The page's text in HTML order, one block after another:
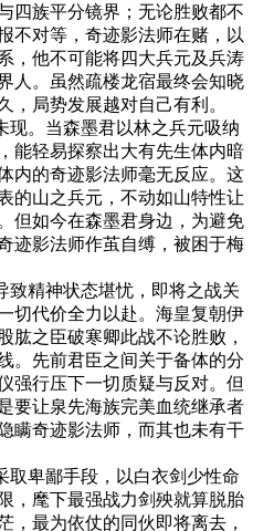
四族平分镜界；无论胜败都不
不对等，奇迹影法师在赌，以
，他不可能将四大兵元及兵涛
人。虽然疏楼龙宿最终会知晓
，局势发展越对自己有利。
。当森墨君以林之兵元吸纳
能轻易探察出大有先生体内暗
内的奇迹影法师毫无反应。这
的山之兵元，不动如山特性让
但如今在森墨君身边，为避免
迹影法师作茧自缚，被困于梅
精神状态堪忧，即将之战关
切代价全力以赴。海皇复朝伊
肱之臣破寒卿此战不论胜败，
。先前君臣之间关于备体的分
强行压下一切质疑与反对。但
要让泉先海族完美血统继承者
瞒奇迹影法师，而其也未有干
卑鄙手段，以白衣剑少性命
，麾下最强战力剑殃就算脱胎
，最为依仗的同伙即将离去，